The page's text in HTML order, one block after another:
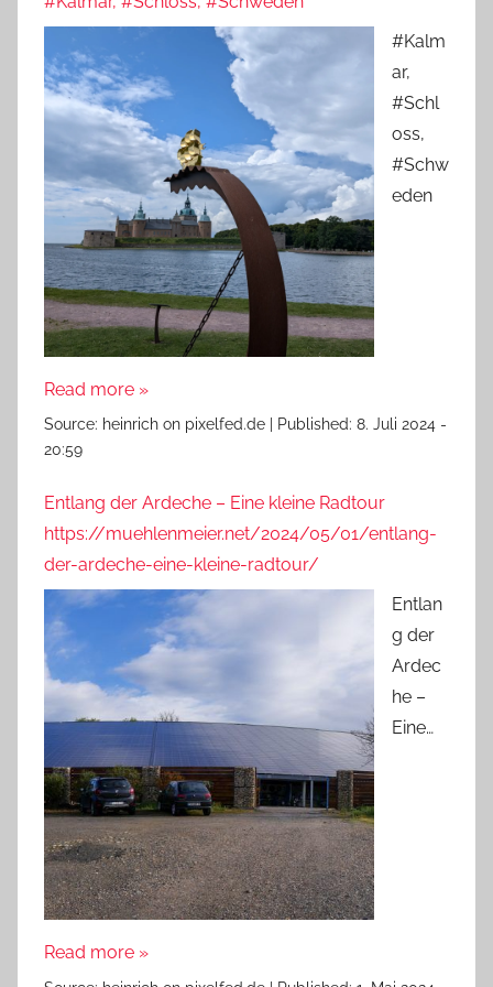
#Kalm
ar,
#Schl
oss,
#Schw
eden
Read more »
Source: heinrich on pixelfed.de Published: 8. Juli 2024 -
20:59
Entlang der Ardeche – Eine kleine Radtour
https://muehlenmeier.net/2024/05/01/entlang-
der-ardeche-eine-kleine-radtour/
Entlan
g der
Ardec
he –
Eine…
Read more »